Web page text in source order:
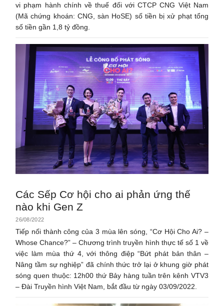
vi phạm hành chính về thuế đối với CTCP CNG Việt Nam
(Mã chứng khoán: CNG, sàn HoSE) số tiền bị xử phạt tổng
số tiền gần 1,8 tỷ đồng.
Các Sếp Cơ hội cho ai phản ứng thế
nào khi Gen Z
26/08/2022
Tiếp nối thành công của 3 mùa lên sóng, “Cơ Hội Cho Ai? –
Whose Chance?” – Chương trình truyền hình thực tế số 1 về
việc làm mùa thứ 4, với thông điệp “Bứt phát bản thân –
Nâng tầm sự nghiệp” đã chính thức trở lại ở khung giờ phát
sóng quen thuộc: 12h00 thứ Bảy hàng tuần trên kênh VTV3
– Đài Truyền hình Việt Nam, bắt đầu từ ngày 03/09/2022.